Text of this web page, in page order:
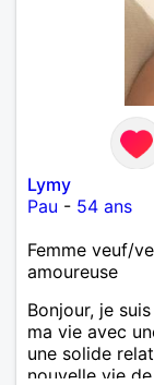
Lymy
Pau - 54 ans
Femme veuf/
amoureuse
Bonjour, je
ma vie avec
une solide
nouvelle vie